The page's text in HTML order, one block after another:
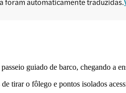
guiado de barco, chegando a
tirar o fôlego e pontos isolados